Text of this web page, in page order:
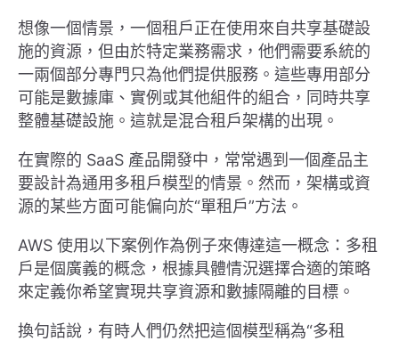
想像一個情景，一個租戶正在使用來自共享基礎設
施的資源，但由於特定業務需求，他們需要系統的
一兩個部分專門只為他們提供服務。這些專用部分
可能是數據庫、實例或其他組件的組合，同時共享
整體基礎設施。這就是混合租戶架構的出現。
在實際的 SaaS 產品開發中，常常遇到一個產品主
要設計為通用多租戶模型的情景。然而，架構或資
源的某些方面可能偏向於“單租戶”方法。
AWS 使用以下案例作為例子來傳達這一概念：多租
戶是個廣義的概念，根據具體情況選擇合適的策略
來定義你希望實現共享資源和數據隔離的目標。
換句話說，有時人們仍然把這個模型稱為“多租